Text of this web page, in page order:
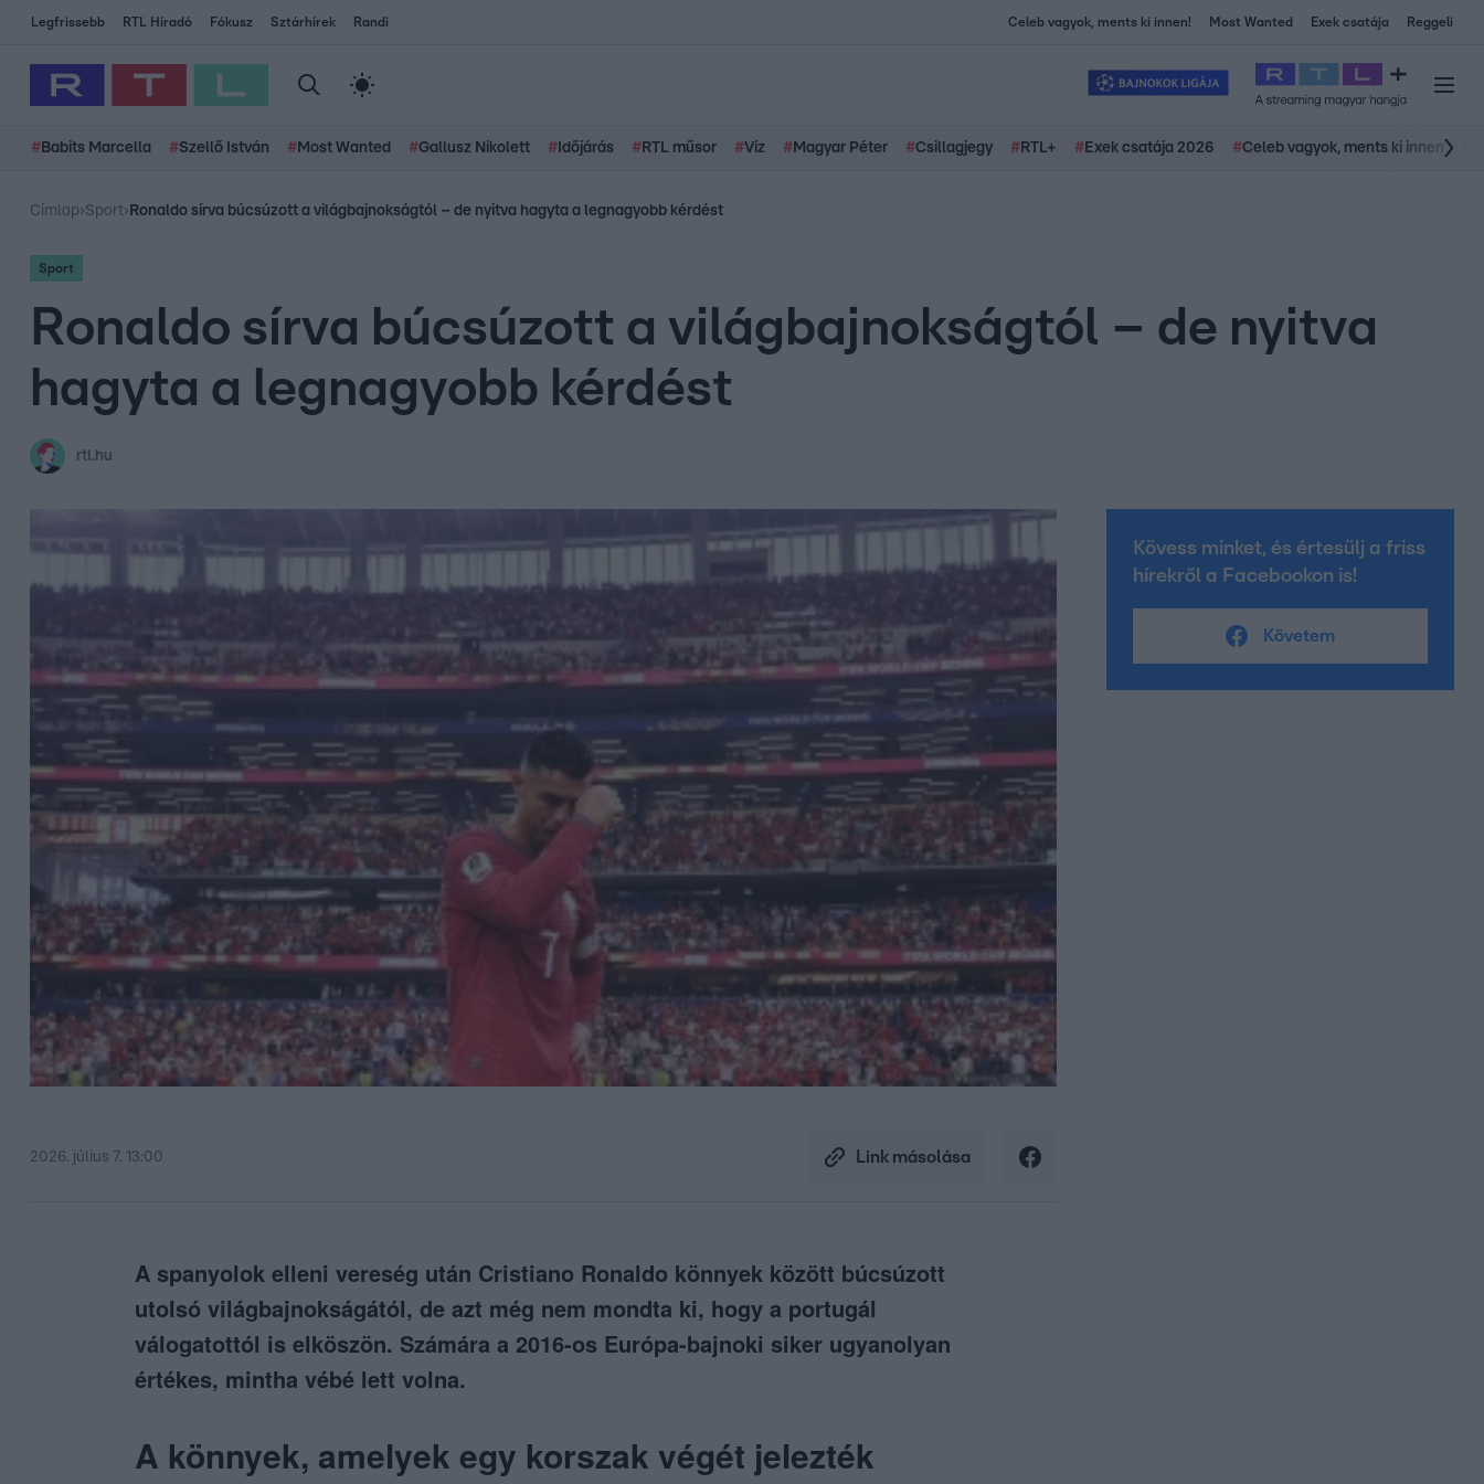
Legfrissebb RTL Híradó Fókusz Sztárhírek Randi Celeb vagyok, ments ki innen! Most Wanted Exek csatája Reggeli
# Babits Marcella #Szellő István # Most Wanted #Gallusz Nikolett # Időjárás # RTL műsor #Víz # Magyar Péter #Csillagjegy # RTL+ # Exek csatája 2026 #Celeb vagyok, ments ki innen
Címlap›Sport› Ronaldo sírva búcsúzott a világbajnokságtól – de nyitva hagyta a legnagyobb kérdést
Sport
Ronaldo sírva búcsúzott a világbajnokságtól – de nyitva
hagyta a legnagyobb kérdést
rtl.hu
2026. július 7. 13:00 Link másolása
A spanyolok elleni vereség után Cristiano Ronaldo könnyek között búcsúzott
utolsó világbajnokságától, de azt még nem mondta ki, hogy a portugál
válogatottól is elköszön. Számára a 2016-os Európa-bajnoki siker ugyanolyan
értékes, mintha vébé lett volna.
A könnyek, amelyek egy korszak végét jelezték
Kövess minket, és értesülj a friss
hírekről a Facebookon is!
Követem